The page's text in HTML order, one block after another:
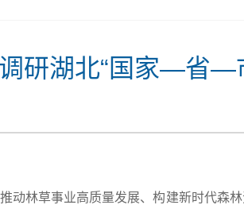
研湖北“国家—省—
动林草事业高质量发展、构建新时代森